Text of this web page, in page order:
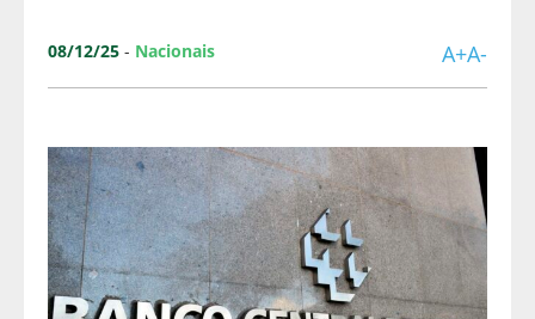
08/12/25 - Nacionais A+A-